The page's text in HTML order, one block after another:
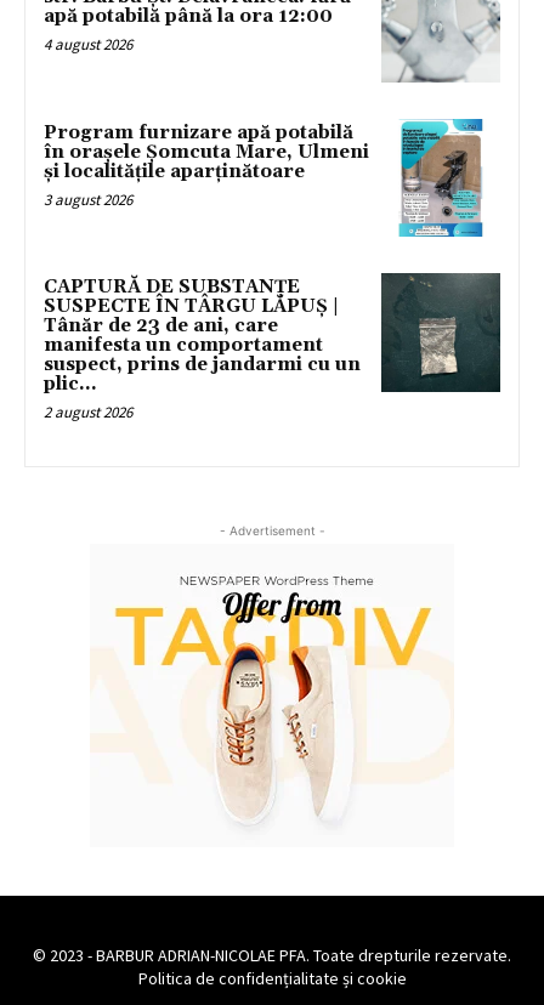
apă potabilă până la ora 12:00
4 august 2026
Program furnizare apă potabilă
în orașele Șomcuta Mare, Ulmeni
și localitățile aparținătoare
3 august 2026
CAPTURĂ DE SUBSTANȚE
SUSPECTE ÎN TÂRGU LĂPUȘ |
Tânăr de 23 de ani, care
manifesta un comportament
suspect, prins de jandarmi cu un
plic...
2 august 2026
- Advertisement -
© 2023 - BARBUR ADRIAN-NICOLAE PFA. Toate drepturile rezervate.
Politica de confidențialitate și cookie